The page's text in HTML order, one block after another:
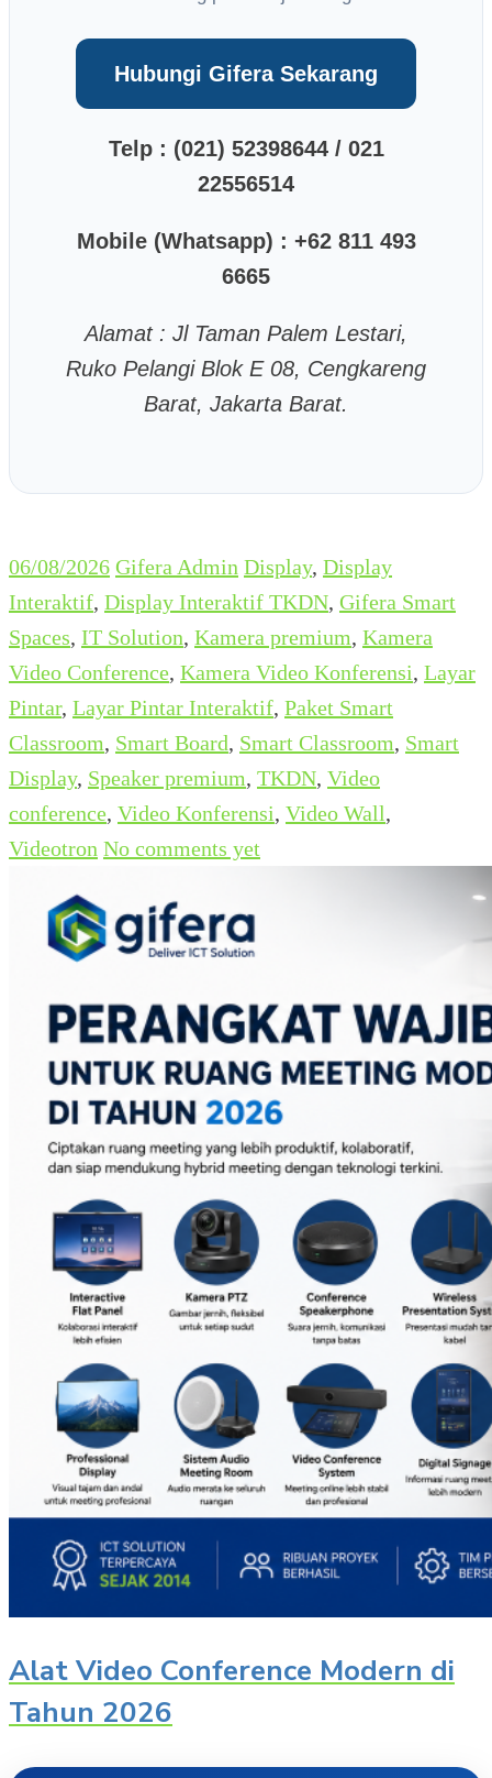
Hubungi Gifera Sekarang
Telp : (021) 52398644 / 021
22556514
Mobile (Whatsapp) : +62 811 493
6665
Alamat : Jl Taman Palem Lestari,
Ruko Pelangi Blok E 08, Cengkareng
Barat, Jakarta Barat.
06/08/2026 Gifera Admin Display, Display
Interaktif, Display Interaktif TKDN, Gifera Smart
Spaces, IT Solution, Kamera premium, Kamera
Video Conference, Kamera Video Konferensi, Layar
Pintar, Layar Pintar Interaktif, Paket Smart
Classroom, Smart Board, Smart Classroom, Smart
Display, Speaker premium, TKDN, Video
conference, Video Konferensi, Video Wall,
Videotron No comments yet
Alat Video Conference Modern di
Tahun 2026